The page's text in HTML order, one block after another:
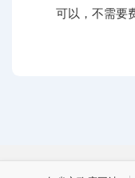
可以，不需要费